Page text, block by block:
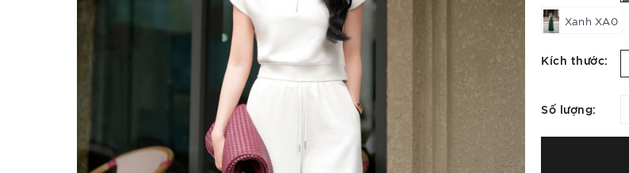
Xanh XA0
Kích thước:
Số lượng: